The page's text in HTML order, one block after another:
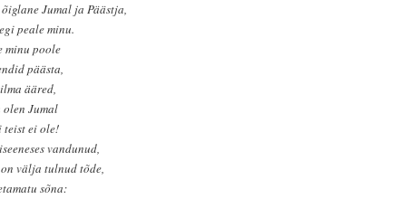
õiglane Jumal ja Päästja,
peale minu.
minu poole
päästa,
ääred,
olen Jumal
teist ei ole!
vandunud,
on välja tulnud tõde,
sõna: